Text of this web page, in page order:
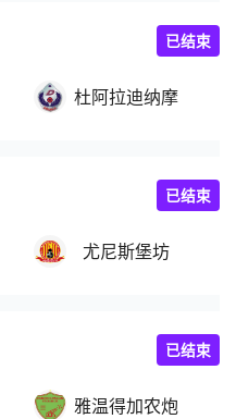
杜阿拉迪纳摩
已结束
尤尼斯堡坊
已结束
雅温得加农炮
已结束